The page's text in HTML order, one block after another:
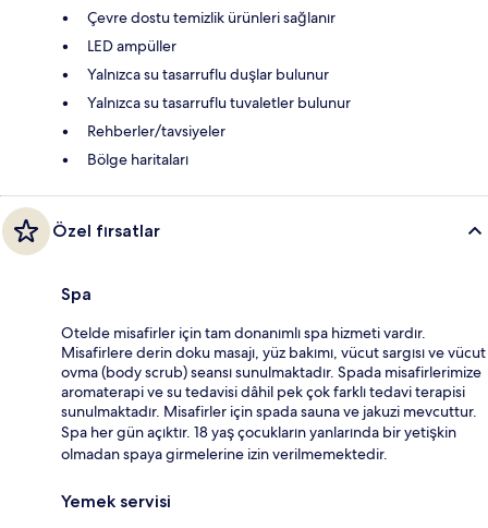
Çevre dostu temizlik ürünleri sağlanır
LED ampüller
Yalnızca su tasarruflu duşlar bulunur
Yalnızca su tasarruflu tuvaletler bulunur
Rehberler/tavsiyeler
Bölge haritaları
Özel fırsatlar
Spa
Otelde misafirler için tam donanımlı spa hizmeti vardır.
Misafirlere derin doku masajı, yüz bakımı, vücut sargısı ve vücut
ovma (body scrub) seansı sunulmaktadır. Spada misafirlerimize
aromaterapi ve su tedavisi dâhil pek çok farklı tedavi terapisi
sunulmaktadır. Misafirler için spada sauna ve jakuzi mevcuttur.
Spa her gün açıktır. 18 yaş çocukların yanlarında bir yetişkin
olmadan spaya girmelerine izin verilmemektedir.
Yemek servisi